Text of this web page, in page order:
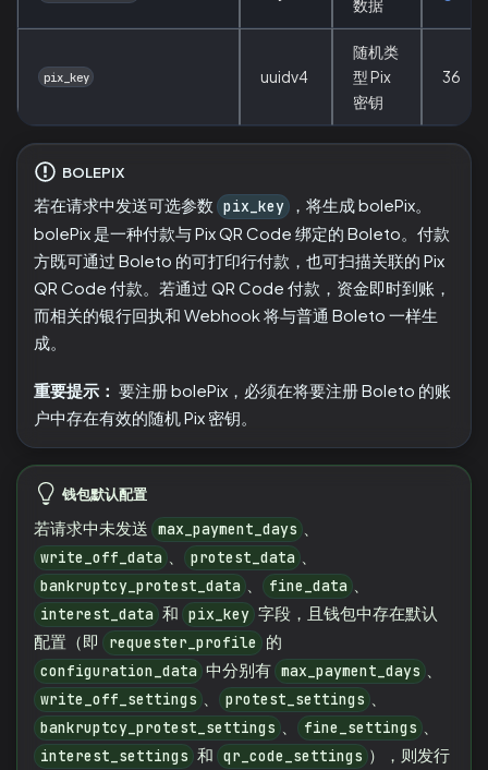
数据
pix_key uuidv4
随机类
型 Pix
密钥
36
BOLEPIX
若在请求中发送可选参数 pix_key
，将生成 bolePix。
bolePix 是一种付款与 Pix QR Code 绑定的 Boleto。付款
方既可通过 Boleto 的可打印行付款，也可扫描关联的 Pix
QR Code 付款。若通过 QR Code 付款，资金即时到账，
而相关的银行回执和 Webhook 将与普通 Boleto 一样生
成。
重要提示： 要注册 bolePix，必须在将要注册 Boleto 的账
户中存在有效的随机 Pix 密钥。
钱包默认配置
若请求中未发送 max_payment_days
write_off_data 、 protest_data
bankruptcy_protest_data 、 fine_data
interest_data 和 pix_key 字段，且钱包中存在默认
配置（即
requester_profile 的
configuration_data 中分别有 max_payment_days
write_off_settings 、 protest_settings
bankruptcy_protest_settings 、 fine_settings
interest_settings 和 qr_code_settings ），则发行